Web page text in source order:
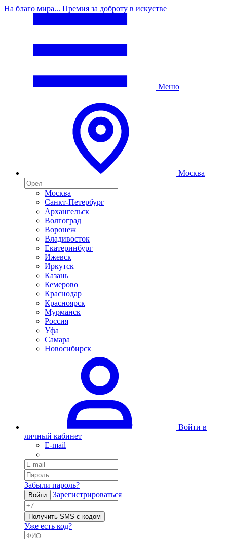
На благо мира... Премия за доброту в искустве
Меню
Москва
Москва
Санкт-Петербург
Архангельск
Волгоград
Воронеж
Владивосток
Екатеринбург
Ижевск
Иркутск
Казань
Кемерово
Краснодар
Красноярск
Мурманск
Россия
Уфа
Самара
Новосибирск
Войти в
личный кабинет
E-mail
Забыли пароль?
Войти Зарегистрироваться
Получить SMS с кодом
Уже есть код?